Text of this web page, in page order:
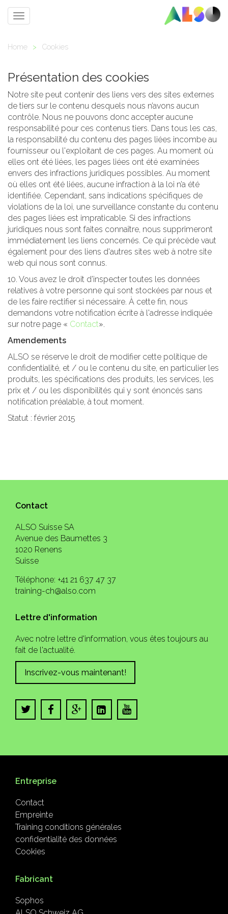
Toggle
Home > Cookies
Présentation des cookies
Notre site peut contenir des liens vers des sites externes
de tiers sur le contenu desquels nous n’avons aucun
contrôle. Nous ne pouvons donc accepter aucune
responsabilité pour ces contenus tiers. Dans tous les cas,
la responsabilité du contenu des pages liées incombe au
fournisseur ou l'exploitant de ces pages. Au moment où
elles ont été liées, les pages liées ont été examinées
envers des infractions juridiques possibles. Au moment
où elles ont été liées, aucune infraction à la loi n’a été
identifiée. Cependant, sans indications spécifiques de
violations de la loi, une surveillance constante du contenu
des pages liées est impraticable. Si des infractions
juridiques nous sont faites connaître, nous supprimeront
immédiatement les liens concernés. Ce qui précède vaut
également pour des liens d'autres sites web à notre site
web qui nous sont connus.
10. Vous avez le droit d'inspecter toutes les données
relatives à votre personne qui sont stockées par nous et
de les faire rectifier si nécessaire. À cette fin, nous
demandons votre notification écrite à l'adresse indiquée
sur notre page « Contact».
Amendements
ALSO se réserve le droit de modifier cette politique de
confidentialité, et / ou le contenu du site, en particulier les
produits, les spécifications des produits, les services, les
prix et / ou les disponibilités qui y sont énoncés sans
notification préalable, à tout moment.
Statut : février 2015
Contact
ALSO Suisse SA
Avenue des Baumettes 3
1020 Renens
Suisse
Téléphone: +41 21 637 47 37
training-ch@also.com
Lettre d'information
Avec notre lettre d'information, vous êtes toujours au
fait de l'actualité.
Inscrivez-vous maintenant!
Entreprise
Contact
Empreinte
Training conditions générales
confidentialité des données
Cookies
Fabricant
Sophos